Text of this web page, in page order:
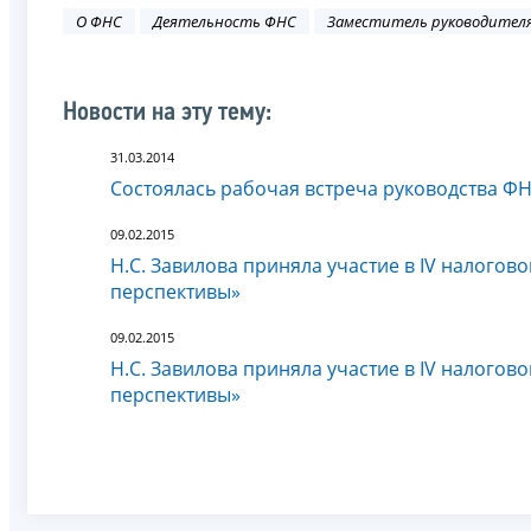
О ФНС Деятельность ФНС Заместитель
Новости на эту тему:
31.03.2014
Состоялась рабочая встреча руководства
09.02.2015
Н.С. Завилова приняла участие в IV
перспективы»
09.02.2015
Н.С. Завилова приняла участие в IV
перспективы»